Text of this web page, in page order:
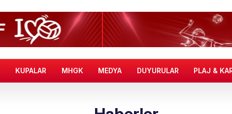
KUPALAR MHGK MEDYA DUYURULAR PLAJ &